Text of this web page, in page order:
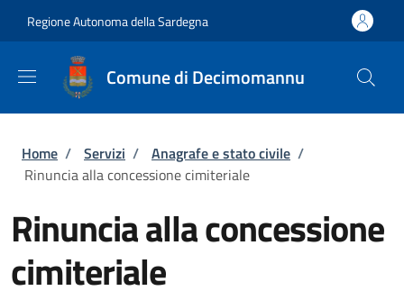
Regione Autonoma della Sardegna
Comune di Decimomannu
Briciole di pane
Home / Servizi / Anagrafe e stato civile /
Rinuncia alla concessione cimiteriale
Rinuncia alla concessione
cimiteriale